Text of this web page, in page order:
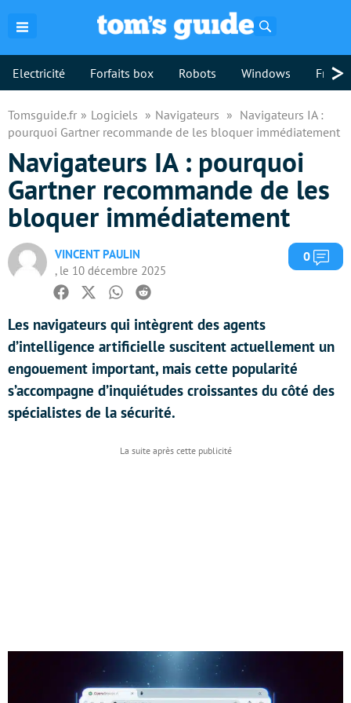
Electricité Forfaits box Robots Windows >
Tomsguide.fr Logiciels Navigateurs
Navigateurs IA :
pourquoi Gartner recommande de les bloquer immédiatement
Navigateurs IA : pourquoi
Gartner recommande de les
bloquer immédiatement
VINCENT PAULIN
, le 10 décembre 2025
0
Facebook
TwitterWhatsapp
Reddit
Les navigateurs qui intègrent des agents
d’intelligence artificielle suscitent actuellement un
engouement important, mais cette popularité
s’accompagne d’inquiétudes croissantes du côté des
spécialistes de la sécurité.